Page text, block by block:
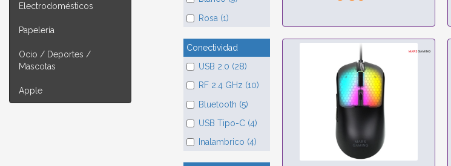
Electrodomésticos
Papelería
Ocio / Deportes /
Mascotas
Apple
Rosa (1)
Conectividad
USB 2.0 (28)
RF 2.4 GHz (10)
Bluetooth (5)
USB Tipo-C (4)
Inalambrico (4)